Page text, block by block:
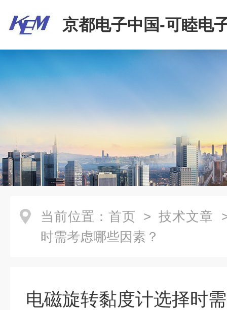
京都电子中国-可睦电
商贸有限公司
当前位置： 首页 > 技术文章
时需考虑哪些因素？
电磁旋转黏度计选择时